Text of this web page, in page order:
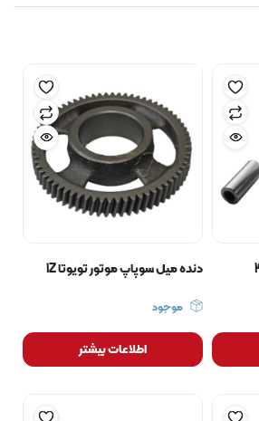
دنده میل سوپاپ موتور تویوتا 1Z
موجود
اطلاعات بیشتر